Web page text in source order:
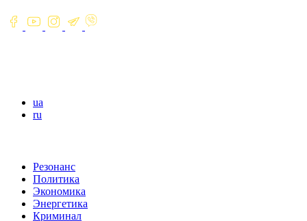
ua
ru
Резонанс
Политика
Экономика
Энергетика
Криминал